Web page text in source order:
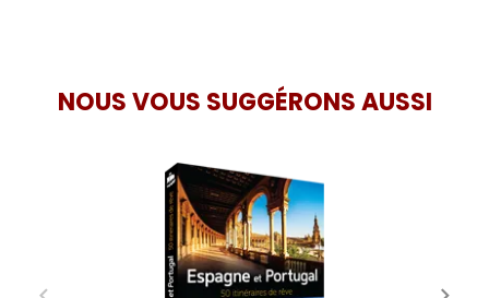
NOUS VOUS SUGGÉRONS AUSSI